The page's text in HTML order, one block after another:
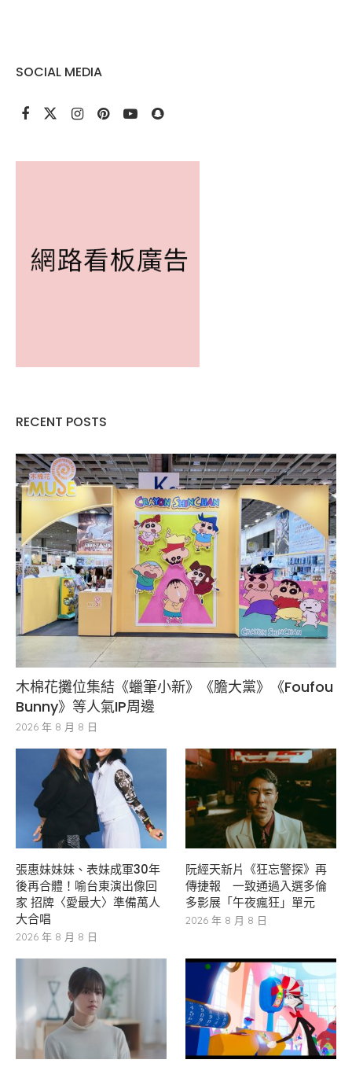
SOCIAL MEDIA
RECENT POSTS
木棉花攤位集結《蠟筆小新》《膽大黨》《Foufou
Bunny》等人氣IP周邊
2026 年 8 月 8 日
張惠妹妹妹、表妹成軍30年
後再合體！喻台東演出像回
家 招牌〈愛最大〉準備萬人
大合唱
2026 年 8 月 8 日
阮經天新片《狂忘警探》再
傳捷報 一致通過入選多倫
多影展「午夜瘋狂」單元
2026 年 8 月 8 日